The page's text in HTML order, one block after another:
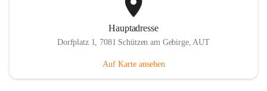
Hauptadresse
Dorfplatz 1, 7081 Schützen am Gebirge, AUT
Auf Karte ansehen